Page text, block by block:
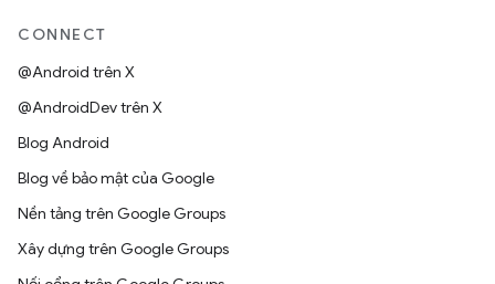
CONNECT
@Android trên X
@AndroidDev trên X
Blog Android
Blog về bảo mật của Google
Nền tảng trên Google Groups
Xây dựng trên Google Groups